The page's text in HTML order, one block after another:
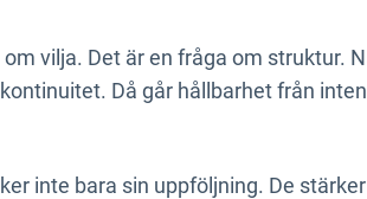
vilja. Det är en fråga om struktur.
Då går hållbarhet från
inte bara sin uppföljning. De